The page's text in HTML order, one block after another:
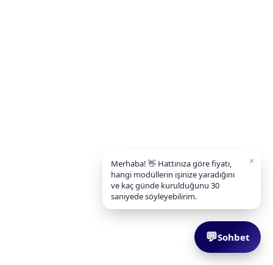
💬Sohbet
Merhaba! 👋 Hattınıza göre fiyatı,
hangi modüllerin işinize yaradığını
ve kaç günde kurulduğunu 30
saniyede söyleyebilirim.
✕